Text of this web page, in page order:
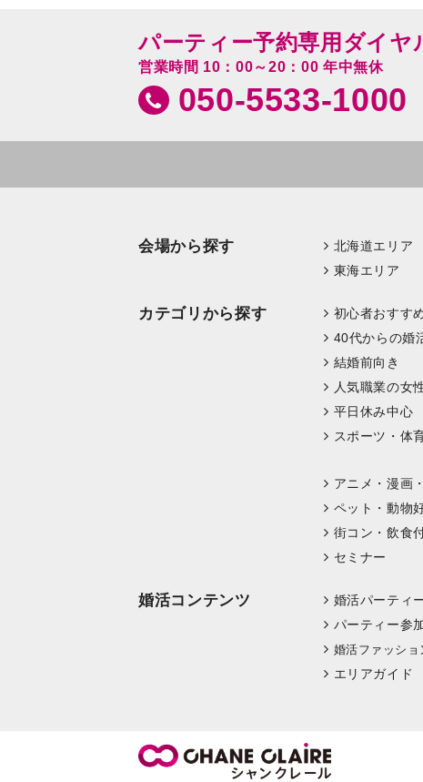
パーティー予約専用ダイヤ
営業時間 10：00～20：00 年中無休
050-5533-1000
会場から探す 北海道エリア
東海エリア
カテゴリから探す 初心者おすす
40代からの婚
結婚前向き
人気職業の女
平日休み中心
スポーツ・体
アニメ・漫画
ペット・動物
街コン・飲食
セミナー
婚活コンテンツ 婚活パーティ
パーティー参
婚活ファッショ
エリアガイド